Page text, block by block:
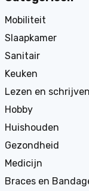
Mobiliteit
Slaapkamer
Sanitair
Keuken
Lezen en schrijven
Hobby
Huishouden
Gezondheid
Medicijn
Braces en